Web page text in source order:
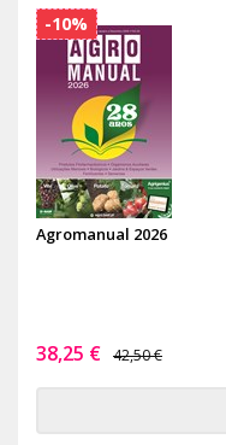
Agromanual 2026
38,25 € 42,50 €
-10%